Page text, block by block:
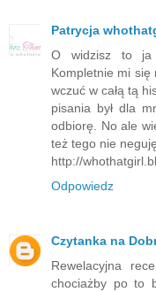
Patrycja
O widzisz to ja
Kompletnie mi się
wczuć w całą tą
pisania był dla
odbiorę. No ale
też tego nie
http://
Odpowiedz
Czytanka na
Rewelacyjna
chociażby po to